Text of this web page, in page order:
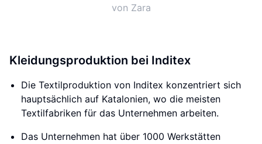
von Zara
Kleidungsproduktion bei Inditex
Die Textilproduktion von Inditex konzentriert sich
hauptsächlich auf Katalonien, wo die meisten
Textilfabriken für das Unternehmen arbeiten.
Das Unternehmen hat über 1000 Werkstätten